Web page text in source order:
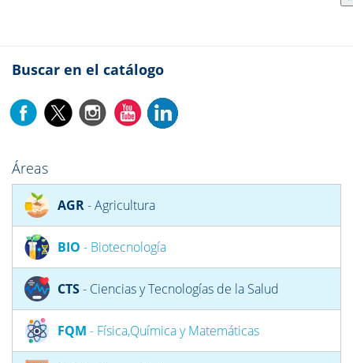
Buscar en el catálogo
Áreas
AGR- Agricultura
BIO - Biotecnología
CTS- Ciencias y Tecnologías de la Salud
FQM - Física,Química y Matemáticas